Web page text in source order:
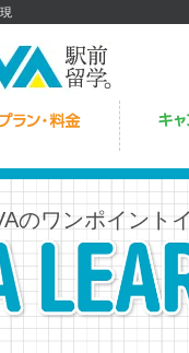
のワンポイント